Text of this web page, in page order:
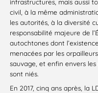
civil, à la même
les autorités, à la diversité
responsabilité majeure de
autochtones dont
menacées par les
sauvage, et enfin envers
sont niés.
En 2017, cinq ans après, la